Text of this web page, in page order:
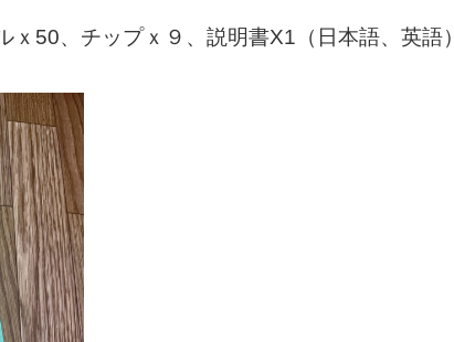
50、チップｘ９、説明書X1（日本語、英語）